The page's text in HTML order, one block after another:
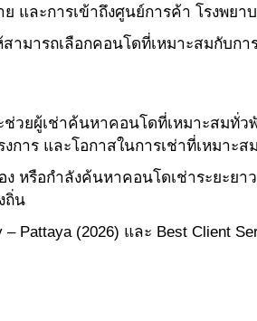
และการเข้าถึงศูนย์การค้า โรงพยา
ามารถเลือกคอนโดที่เหมาะสมกับก
ช่วยผู้เช่าค้นหาคอนโดที่เหมาะสมทั่
การ และโอกาสในการเช่าที่เหมาะ
หรือกำลังค้นหาคอนโดเช่าระยะย
ถิ่น
Pattaya (2026) และ Best Client